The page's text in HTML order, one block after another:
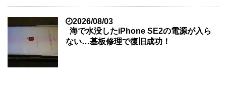
2026/08/03
海で水没したiPhone SE2の電源が入ら
ない…基板修理で復旧成功！